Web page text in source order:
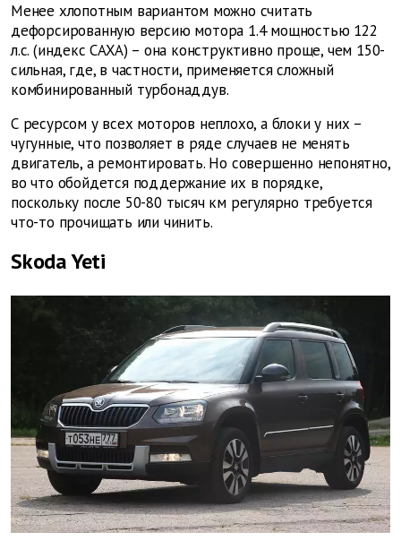
Менее хлопотным вариантом можно считать
дефорсированную версию мотора 1.4 мощностью 122
л.с. (индекс CAXA) – она конструктивно проще, чем 150-
сильная, где, в частности, применяется сложный
комбинированный турбонаддув.
С ресурсом у всех моторов неплохо, а блоки у них –
чугунные, что позволяет в ряде случаев не менять
двигатель, а ремонтировать. Но совершенно непонятно,
во что обойдется поддержание их в порядке,
поскольку после 50-80 тысяч км регулярно требуется
что-то прочищать или чинить.
Skoda Yeti